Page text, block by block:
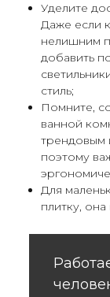
Уделите
Даже если
нелишним
добавить
стиль;
Помните,
ванной
трендовым
поэтому
Для
плитку,